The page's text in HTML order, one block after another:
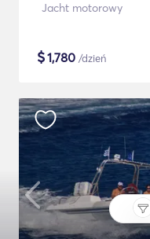
Jacht motorowy
$1,780 /dzień